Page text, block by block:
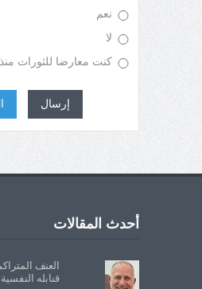
نعم
لا
كنت معارضا للثورات منذ
إرسال
أحدث المقالات
العنف
قنابله